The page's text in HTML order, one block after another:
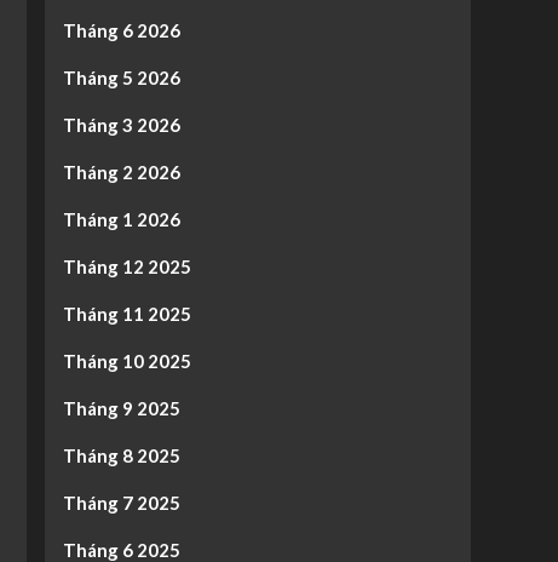
Tháng 6 2026
Tháng 5 2026
Tháng 3 2026
Tháng 2 2026
Tháng 1 2026
Tháng 12 2025
Tháng 11 2025
Tháng 10 2025
Tháng 9 2025
Tháng 8 2025
Tháng 7 2025
Tháng 6 2025